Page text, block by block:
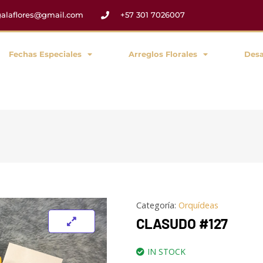
+57 301 7026007
Fechas Especiales Arreglos Florales
Categoría: Orquídeas
CLASUDO #127
IN STOCK